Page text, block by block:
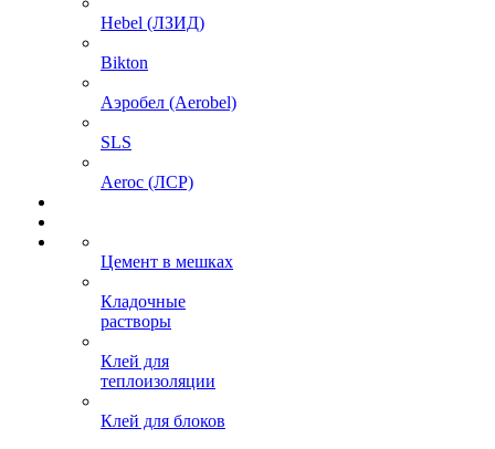
Hebel (ЛЗИД)
Bikton
Аэробел (Aerobel)
SLS
Aeroc (ЛСР)
Цемент в мешках
Кладочные
растворы
Клей для
теплоизоляции
Клей для блоков